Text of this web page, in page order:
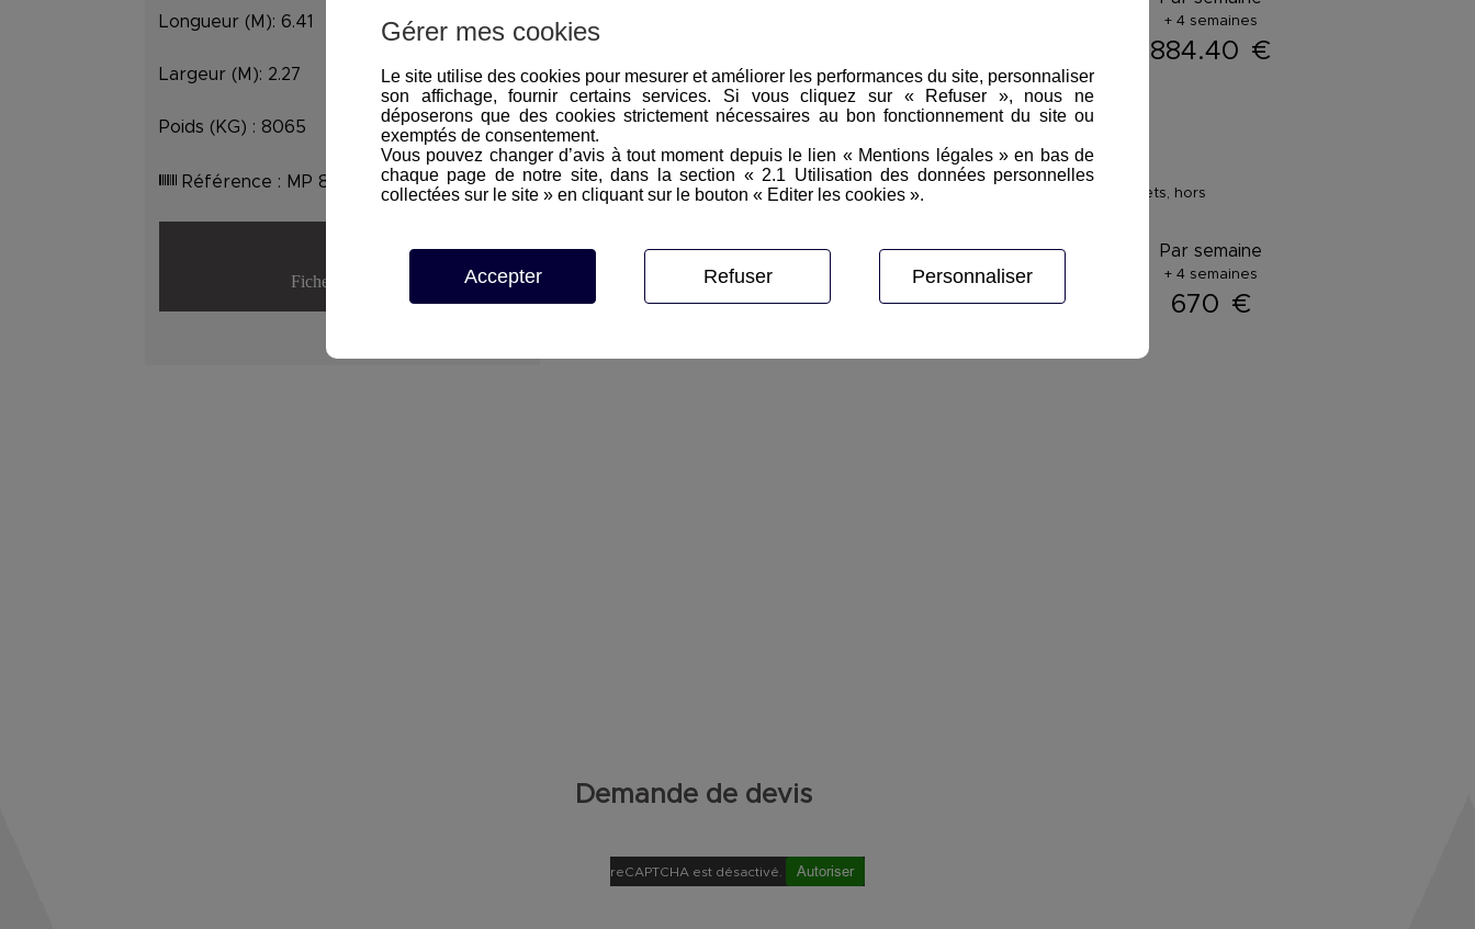
Longueur (M): 6.41
Largeur (M): 2.27
Poids (KG) : 8065
Référence : MP 8
Fiche détaillée
+ 4 semaines
884.40 €
Tarif Professionnels
Prix HT, hors assurances, hors transport, hors participation au traitement des déchets, hors
Par jour :
190 €
Week End :
340 €
Par semaine :
780 €
Par semaine
+ 4 semaines
670 €
Demande de devis
reCAPTCHA est désactivé. Autoriser
Gérer mes cookies
Le site utilise des cookies pour mesurer et améliorer les performances du site, personnaliser
son affichage, fournir certains services. Si vous cliquez sur « Refuser », nous ne
déposerons que des cookies strictement nécessaires au bon fonctionnement du site ou
exemptés de consentement.
Vous pouvez changer d’avis à tout moment depuis le lien « Mentions légales » en bas de
chaque page de notre site, dans la section « 2.1 Utilisation des données personnelles
collectées sur le site » en cliquant sur le bouton « Editer les cookies ».
Accepter Refuser Personnaliser